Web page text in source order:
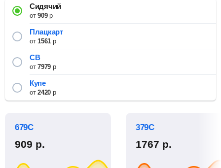
Сидячий
от909р
Плацкарт
от1561р
СВ
от7979р
Купе
от2420р
679С
909 р.
379С
1767 р.